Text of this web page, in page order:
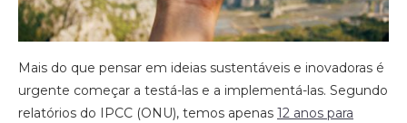
Mais do que pensar em ideias sustentáveis e inovadoras é
urgente começar a testá-las e a implementá-las. Segundo
relatórios do IPCC (ONU), temos apenas 12 anos para